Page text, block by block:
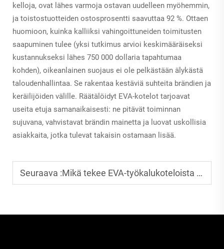
kelloja, ovat lähes varmoja ostavan uudelleen myöhemmin,
ja toistostuotteiden ostosprosentti saavuttaa 92 %. Ottaen
huomioon, kuinka kalliiksi vahingoittuneiden toimitusten
saapuminen tulee (yksi tutkimus arvioi keskimääräiseksi
kustannukseksi lähes 750 000 dollaria tapahtumaa
kohden), oikeanlainen suojaus ei ole pelkästään älykästä
taloudenhallintaa. Se rakentaa kestäviä suhteita brändien ja
keräilijöiden välille. Räätälöidyt EVA-kotelot tarjoavat
useita etuja samanaikaisesti: ne pitävät toiminnan
sujuvana, vahvistavat brändin mainetta ja luovat uskollisia
asiakkaita, jotka tulevat takaisin ostamaan lisää.
Seuraava :Mikä tekee EVA-työkalukoteloista välttämättömiä työntekijöille